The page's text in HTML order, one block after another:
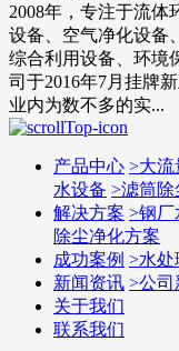
2008年，专注于流
设备、空气净化设备
综合利用设备、环境
司于2016年7月挂牌
业内为数不多的实...
产品中心 >大流
水设备 >滤筒除
解决方案 >钢厂
除尘净化方案
成功案例 >水处
新闻资讯 >公司
关于我们
联系我们